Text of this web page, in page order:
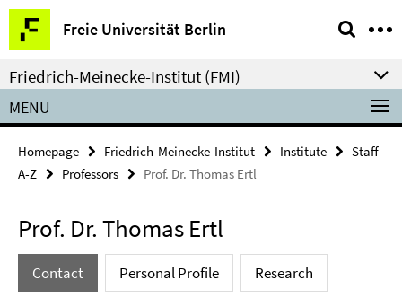
Springe
direkt
zu
Inhalt
Freie Universität Berlin
Service
Navigation
Friedrich-Meinecke-Institut (FMI)
MENU
Homepage Friedrich-Meinecke-Institut Institute
Staff
A-Z
Professors Prof. Dr. Thomas Ertl
Prof. Dr. Thomas Ertl
Contact Personal Profile Research